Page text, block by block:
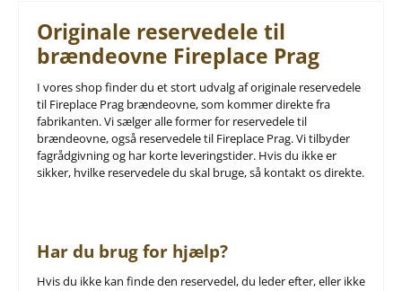
Originale reservedele til
brændeovne Fireplace Prag
I vores shop finder du et stort udvalg af originale reservedele
til Fireplace Prag brændeovne, som kommer direkte fra
fabrikanten. Vi sælger alle former for reservedele til
brændeovne, også reservedele til Fireplace Prag. Vi tilbyder
fagrådgivning og har korte leveringstider. Hvis du ikke er
sikker, hvilke reservedele du skal bruge, så kontakt os direkte.
Har du brug for hjælp?
Hvis du ikke kan finde den reservedel, du leder efter, eller ikke